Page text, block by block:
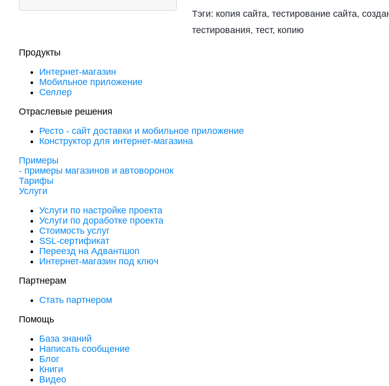
Тэги: копия сайта, тестирование сайта,
тестирования, тест, копию
Продукты
Интернет-магазин
Мобильное приложение
Селлер
Отраслевые решения
Ресто - сайт доставки и мобильное приложение
Конструктор для интернет-магазина
Примеры
- примеры магазинов и автоворонок
Тарифы
Услуги
Услуги по настройке проекта
Услуги по доработке проекта
Стоимость услуг
SSL-сертификат
Переезд на Адвантшоп
Интернет-магазин под ключ
Партнерам
Стать партнером
Помощь
База знаний
Написать сообщение
Блог
Книги
Видео